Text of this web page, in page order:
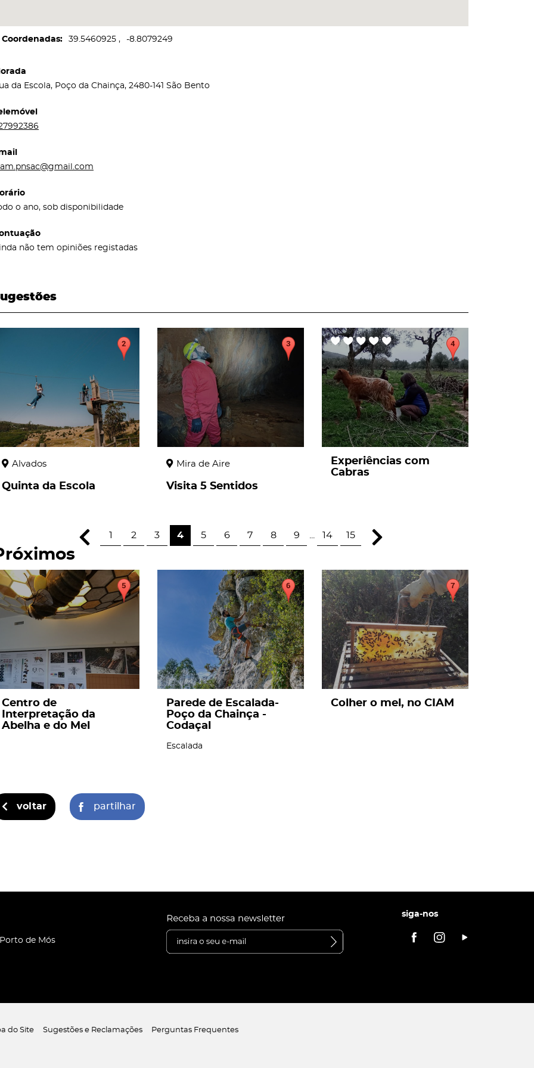
Coordenadas 39.5460925 -8.8079249
da Escola, Poço da Chainça, 2480-141 São Bento
o ano, sob disponibilidade
não tem opiniões registadas
Alvados
Quinta da Escola
page
Mira de Aire
Visita 5 Sentidos
page
Experiências com
Cabras
1 2 3 4 5 6 7 8 9 14 15
Centro de
Interpretação da
Abelha e do Mel
Parede de Escalada-
Poço da Chainça -
Codaçal
Escalada
page
Colher o mel, no CIAM
voltar partilhar
de Mós
siga-nos
do Site Sugestões e Reclamações Perguntas Frequentes